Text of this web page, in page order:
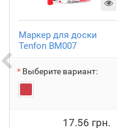
Маркер для доски
Tenfon BM007
Выберите вариант:
17.56 грн.